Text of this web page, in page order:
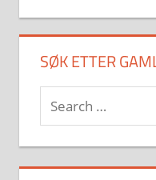
SØK ETTER
Search
for: